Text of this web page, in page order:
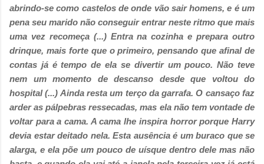
abrindo-se como castelos de onde vão sair homens, e é um
pena seu marido não conseguir entrar neste ritmo que mais
uma vez recomeça (...) Entra na cozinha e prepara outro
drinque, mais forte que o primeiro, pensando que afinal de
contas já é tempo de ela se divertir um pouco. Não teve
nem um momento de descanso desde que voltou do
hospital (...) Ainda resta um terço da garrafa. O cansaço faz
arder as pálpebras ressecadas, mas ela não tem vontade de
voltar para a cama. A cama lhe inspira horror porque Harry
devia estar deitado nela. Esta ausência é um buraco que se
alarga, e ela põe um pouco de uísque dentro dele mas não